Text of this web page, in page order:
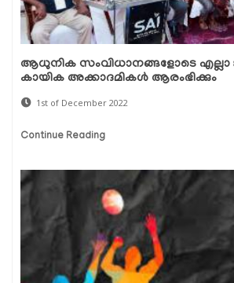
ആധുനിക സംവിധാനങ്ങളോടെ എല്ലാ
കായിക അക്കാദമികൾ ആരംഭിക്കും
1st of December 2022
Continue Reading